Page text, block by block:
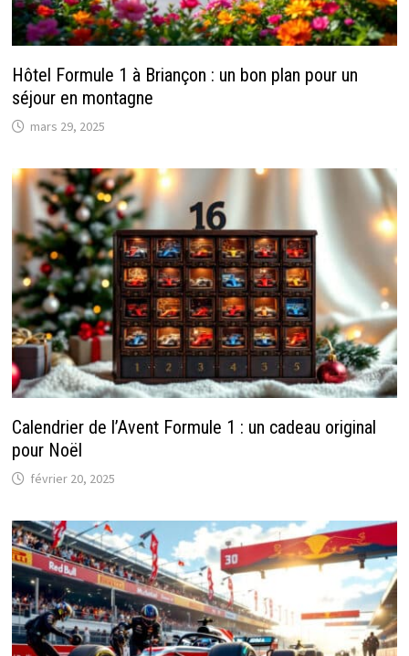
Hôtel Formule 1 à Briançon : un bon plan pour un
séjour en montagne
mars 29, 2025
Calendrier de l’Avent Formule 1 : un cadeau original
pour Noël
février 20, 2025